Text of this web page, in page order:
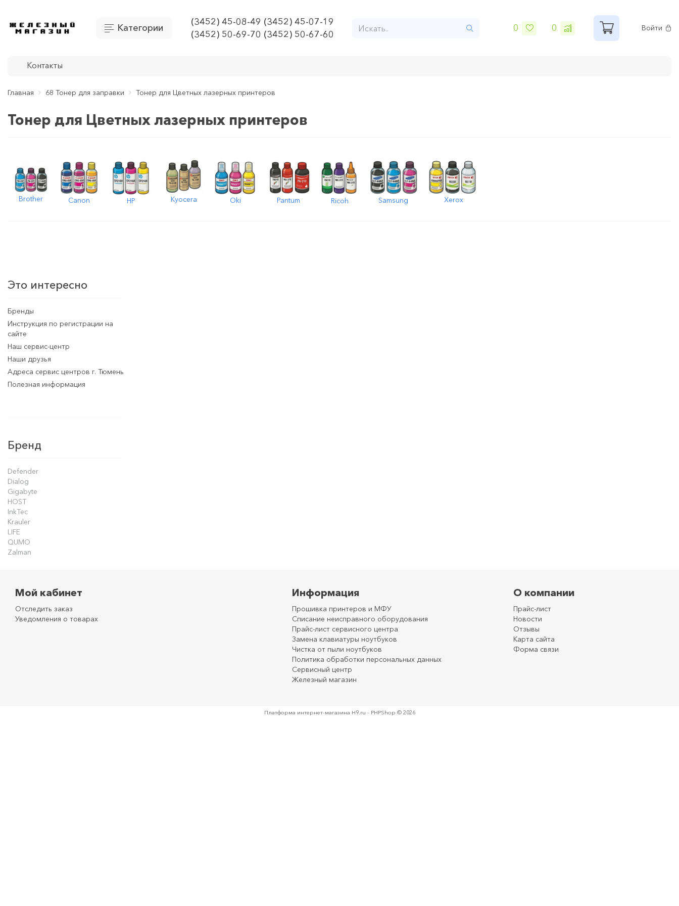
Категории
(3452) 45-08-49 (3452) 45-07-19
(3452) 50-69-70 (3452) 50-67-60
0 0 Войти
Контакты
Главная 68 Тонер для заправки Тонер для Цветных лазерных принтеров
Тонер для Цветных лазерных принтеров
Brother Canon HP Kyocera Oki Pantum Ricoh Samsung Xerox
Это интересно
Бренды
Инструкция по регистрации на
сайте
Наш сервис-центр
Наши друзья
Адреса сервис центров г. Тюмень
Полезная информация
Бренд
Defender
Dialog
Gigabyte
HOST
InkTec
Krauler
LIFE
QUMO
Zalman
Мой кабинет
Отследить заказ
Уведомления о товарах
Информация
Прошивка принтеров и МФУ
Списание неисправного оборудования
Прайс-лист сервисного центра
Замена клавиатуры ноутбуков
Чистка от пыли ноутбуков
Политика обработки персональных данных
Сервисный центр
Железный магазин
О компании
Прайс-лист
Новости
Отзывы
Карта сайта
Форма связи
Платформа интернет-магазина H9.ru - PHPShop © 2026